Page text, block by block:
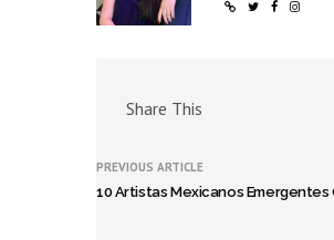
Share This
PREVIOUS ARTICLE
10 Artistas Mexicanos